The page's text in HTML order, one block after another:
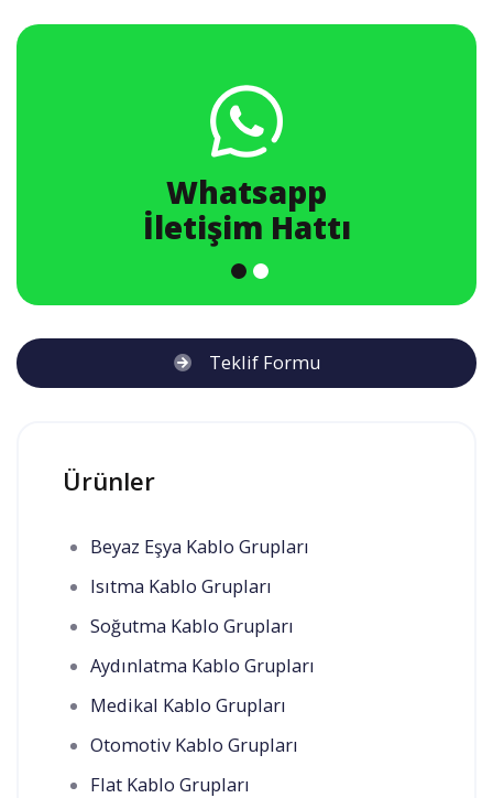
Whatsapp
İletişim Hattı
Teklif Formu
Ürünler
Beyaz Eşya Kablo Grupları
Isıtma Kablo Grupları
Soğutma Kablo Grupları
Aydınlatma Kablo Grupları
Medikal Kablo Grupları
Otomotiv Kablo Grupları
Flat Kablo Grupları